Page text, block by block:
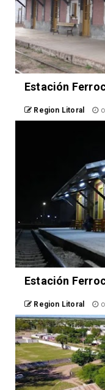
Estación
Region Litoral
Estación
Region Litoral